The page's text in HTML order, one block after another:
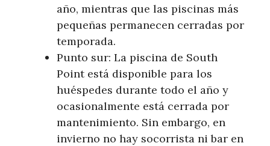
año, mientras que las piscinas más
pequeñas permanecen cerradas por
temporada.
Punto sur: La piscina de South
Point está disponible para los
huéspedes durante todo el año y
ocasionalmente está cerrada por
mantenimiento. Sin embargo, en
invierno no hay socorrista ni bar en